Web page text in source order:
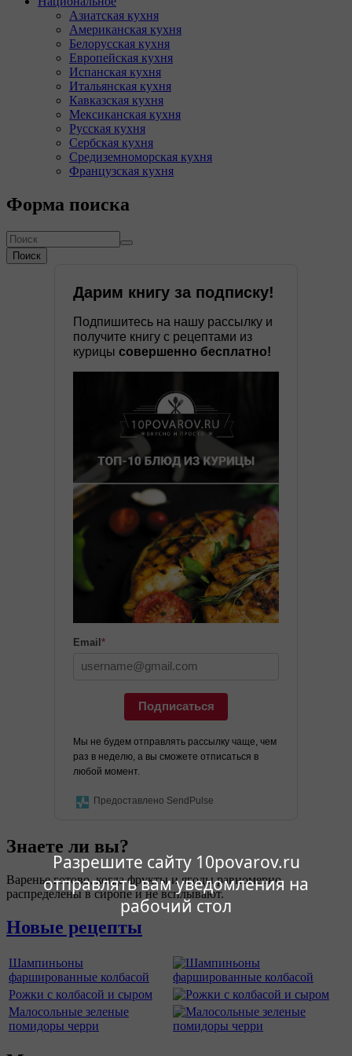
Разрешите сайту 10povarov.ru
отправлять вам уведомления на
рабочий стол
Азиатская кухня
Американская кухня
Белорусская кухня
Европейская кухня
Испанская кухня
Итальянская кухня
Кавказская кухня
Мексиканская кухня
Русская кухня
Сербская кухня
Средиземноморская кухня
Французская кухня
Форма поиска
Поиск
Дарим книгу за подписку!
Подпишитесь на нашу рассылку и
получите книгу с рецептами из
курицы совершенно бесплатно!
Email *
Подписаться
Мы не будем отправлять рассылку чаще, чем
раз в неделю, а вы сможете отписаться в
любой момент.
Предоставлено SendPulse
Знаете ли вы?
Варенье готово, когда фрукты и ягоды равномерно
распределены в сиропе и не всплывают.
Новые рецепты
Шампиньоны
фаршированные колбасой
Рожки с колбасой и сыром
Малосольные зеленые
помидоры черри